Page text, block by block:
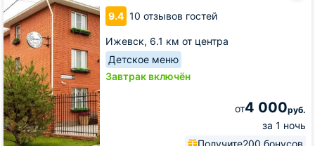
9.4 10 отзывов гостей
Ижевск, 6.1 км от центра
Детское меню
Завтрак включён
от4 000руб.
за 1 ночь
Получите200 бонусов